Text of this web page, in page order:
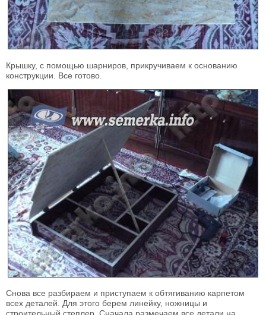
Крышку, с помощью шарниров, прикручиваем к основанию
конструкции. Все готово.
Снова все разбираем и приступаем к обтягиванию карпетом
всех деталей. Для этого берем линейку, ножницы и